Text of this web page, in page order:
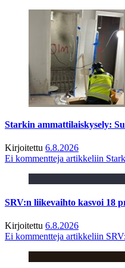
Starkin ammattilaiskysely:
Kirjoitettu 6.8.2026
Ei kommentteja artikkeliin
SRV:n liikevaihto kasvoi 18
Kirjoitettu 6.8.2026
Ei kommentteja artikkeliin